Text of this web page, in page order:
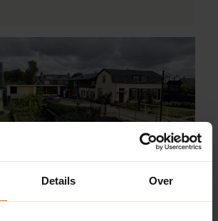
Details Over